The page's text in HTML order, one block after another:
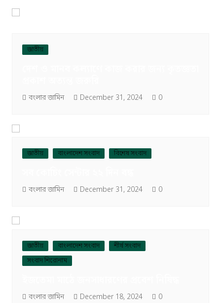
জাতীয়
বংলার জামিন December 31, 2024 0
জাতীয় বাংলাদেশ সংবাদ বিশেষ সংবাদ
বংলার জামিন December 31, 2024 0
জাতীয় বাংলাদেশ সংবাদ
শীর্ষ সংবাদ
সংবাদ শিরোনাম
বংলার জামিন December 18, 2024 0